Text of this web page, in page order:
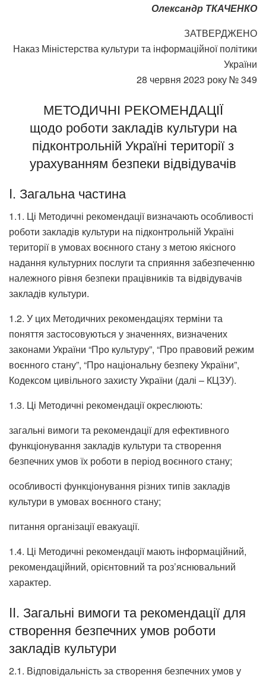
Олександр ТКАЧЕНКО
ЗАТВЕРДЖЕНО
Наказ Міністерства культури та інформаційної політики
України
28 червня 2023 року № 349
МЕТОДИЧНІ РЕКОМЕНДАЦІЇ
щодо роботи закладів культури на
підконтрольній Україні території з
урахуванням безпеки відвідувачів
I. Загальна частина
1.1. Ці Методичні рекомендації визначають особливості
роботи закладів культури на підконтрольній Україні
території в умовах воєнного стану з метою якісного
надання культурних послуги та сприяння забезпеченню
належного рівня безпеки працівників та відвідувачів
закладів культури.
1.2. У цих Методичних рекомендаціях терміни та
поняття застосовуються у значеннях, визначених
законами України “Про культуру”, “Про правовий режим
воєнного стану”, “Про національну безпеку України”,
Кодексом цивільного захисту України (далі – КЦЗУ).
1.3. Ці Методичні рекомендації окреслюють:
загальні вимоги та рекомендації для ефективного
функціонування закладів культури та створення
безпечних умов їх роботи в період воєнного стану;
особливості функціонування різних типів закладів
культури в умовах воєнного стану;
питання організації евакуації.
1.4. Ці Методичні рекомендації мають інформаційний,
рекомендаційний, орієнтовний та роз’яснювальний
характер.
II. Загальні вимоги та рекомендації для
створення безпечних умов роботи
закладів культури
2.1. Відповідальність за створення безпечних умов у